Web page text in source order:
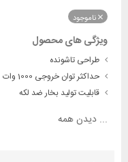
ناموجود
ویژگی های محصول
طراحی تاشونده
حداکثر توان خروجی 1000 وات
قابلیت تولید بخار ضد لکه
... دیدن همه